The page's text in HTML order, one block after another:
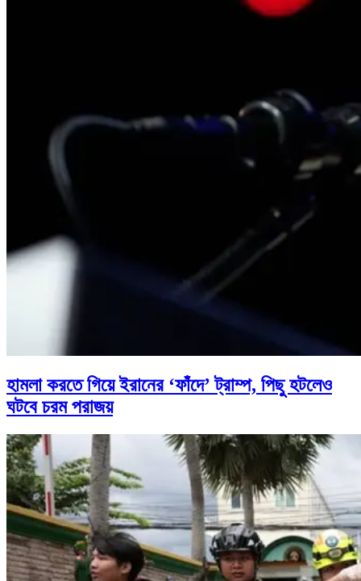
হামলা করতে গিয়ে ইরানের ‘ফাঁদে’ ট্রাম্প, পিছু হটলেও
ঘটবে চরম পরাজয়